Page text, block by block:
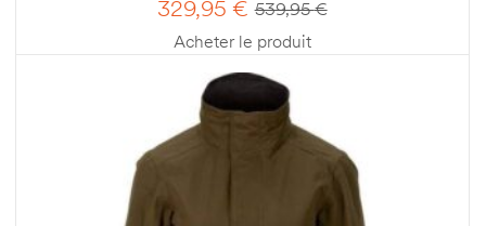
539,95€
329,95€
Acheter le produit